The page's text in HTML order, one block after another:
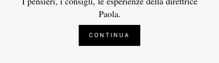
Paola.
CONTINUA